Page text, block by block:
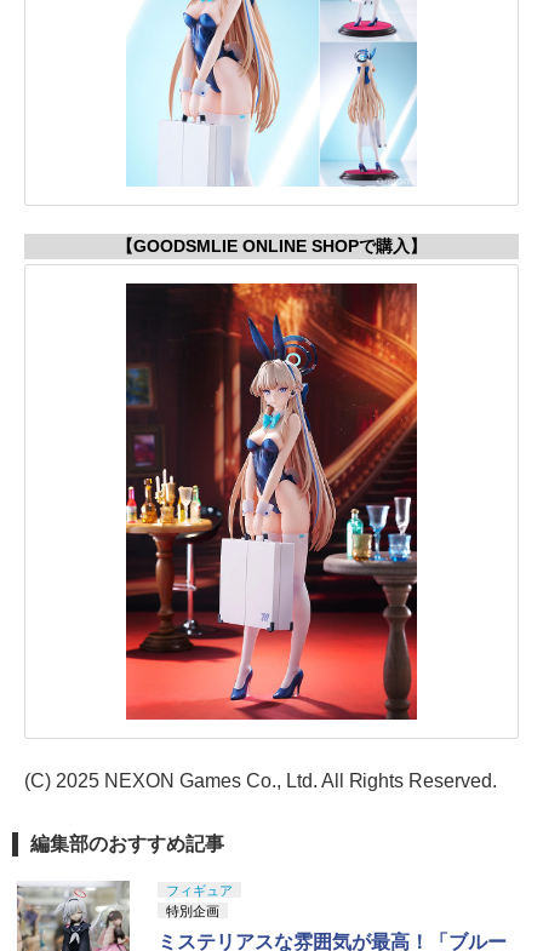
【GOODSMLIE ONLINE SHOPで購入】
(C) 2025 NEXON Games Co., Ltd. All Rights Reserved.
編集部のおすすめ記事
フィギュア
特別企画
ミステリアスな雰囲気が最高！「ブルー